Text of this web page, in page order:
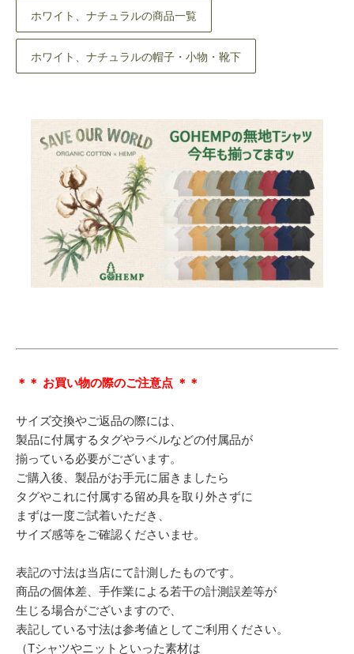
ホワイト、ナチュラルの商品一覧
ホワイト、ナチュラルの帽子・小物・靴下
＊＊ お買い物の際のご注意点 ＊＊
サイズ交換やご返品の際には、
製品に付属するタグやラベルなどの付属品が
揃っている必要がございます。
ご購入後、製品がお手元に届きましたら
タグやこれに付属する留め具を取り外さずに
まずは一度ご試着いただき、
サイズ感等をご確認くださいませ。
表記の寸法は当店にて計測したものです。
商品の個体差、手作業による若干の計測誤差等が
生じる場合がございますので、
表記している寸法は参考値としてご利用ください。
（Tシャツやニットといった素材は